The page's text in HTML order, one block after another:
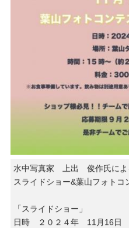
水中写真家 上出 俊作氏によ
スライドショー&葉山フォトコ
「スライドショー」
日時 ２０２４年 11月16日